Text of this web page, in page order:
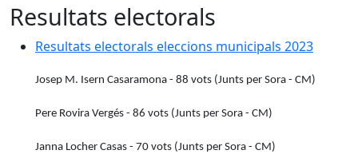
Resultats electorals
Resultats electorals eleccions municipals 2023
Resultats electorals eleccions municipals 2023
Josep M. Isern Casaramona - 88 vots (Junts per Sora - CM)
Pere Rovira Vergés - 86 vots (Junts per Sora - CM)
Janna Locher Casas - 70 vots (Junts per Sora - CM)